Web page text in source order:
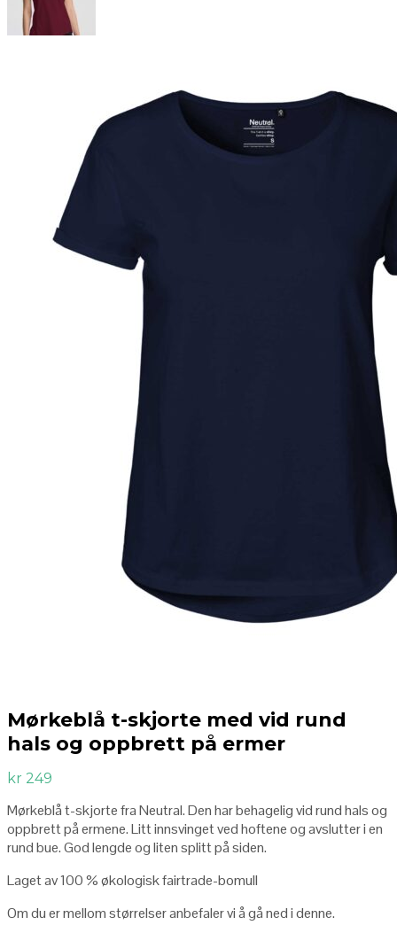
Mørkeblå t-skjorte med vid rund
hals og oppbrett på ermer
kr 249
Mørkeblå t-skjorte fra Neutral. Den har behagelig vid rund hals og
oppbrett på ermene. Litt innsvinget ved hoftene og avslutter i en
rund bue. God lengde og liten splitt på siden.
Laget av 100 % økologisk fairtrade-bomull
Om du er mellom størrelser anbefaler vi å gå ned i denne.